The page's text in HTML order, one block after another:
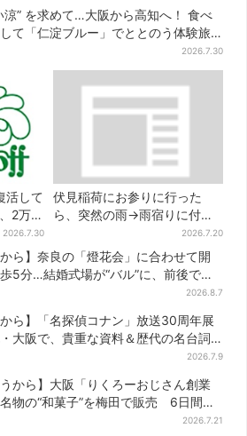
涼” を求めて…大阪から高知へ！ 食べ
て「仁淀ブルー」でととのう体験旅
2026.7.30
活して
2万
作を限
2026.7.30
伏見稲荷にお参りに行った
ら、突然の雨→雨宿りに付き
合ってくれた猫 実は参拝客
に可愛がられている地域猫、
目撃者が続々
2026.7.20
から】奈良の「燈花会」に合わせて開
5分…結婚式場が“バル”に、前後で食
2026.8.7
から】「名探偵コナン」放送30周年展
大阪で、貴重な資料＆歴代の名台詞
2026.7.9
うから】大阪「りくろーおじさん創業
物の“和菓子”を梅田で販売 6日間限
2026.7.21